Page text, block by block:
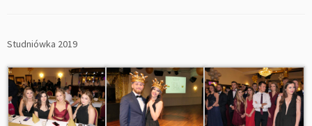
Studniówka 2019